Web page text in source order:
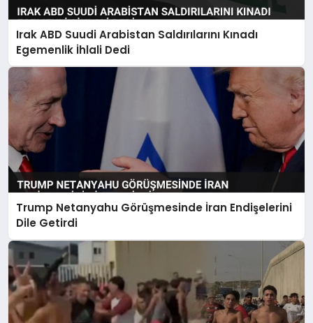
Irak ABD Suudi Arabistan Saldırılarını Kınadı
Egemenlik İhlali Dedi
Trump Netanyahu Görüşmesinde İran Endişelerini
Dile Getirdi